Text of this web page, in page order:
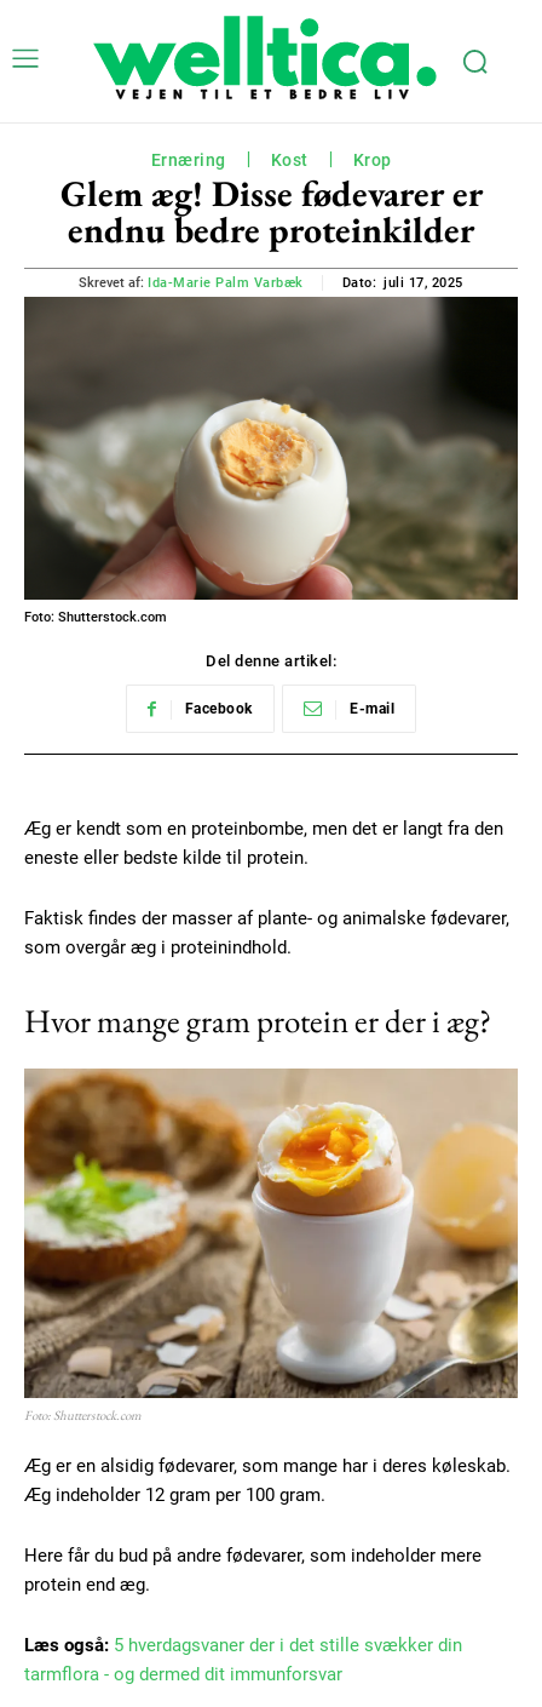
Ernæring Kost Krop
Glem æg! Disse fødevarer er
endnu bedre proteinkilder
Skrevet af: Ida-Marie Palm Varbæk Dato: juli 17, 2025
Foto: Shutterstock.com
Del denne artikel:
Facebook E-mail
Æg er kendt som en proteinbombe, men det er langt fra den
eneste eller bedste kilde til protein.
Faktisk findes der masser af plante- og animalske fødevarer,
som overgår æg i proteinindhold.
Hvor mange gram protein er der i æg?
Foto: Shutterstock.com
Æg er en alsidig fødevarer, som mange har i deres køleskab.
Æg indeholder 12 gram per 100 gram.
Here får du bud på andre fødevarer, som indeholder mere
protein end æg.
Læs også: 5 hverdagsvaner der i det stille svækker din
tarmflora - og dermed dit immunforsvar